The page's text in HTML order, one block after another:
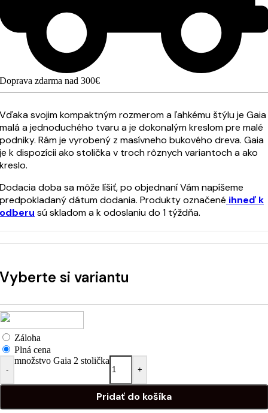
Doprava zdarma nad 300€
Vďaka svojim kompaktným rozmerom a ľahkému štýlu je Gaia
malá a jednoduchého tvaru a je dokonalým kreslom pre malé
podniky. Rám je vyrobený z masívneho bukového dreva. Gaia
je k dispozícii ako stolička v troch rôznych variantoch a ako
kreslo.
Dodacia doba sa môže líšiť, po objednaní Vám napíšeme
predpokladaný dátum dodania. Produkty označené ihneď k
odberu sú skladom a k odoslaniu do 1 týždňa.
Vyberte si variantu
Záloha
Plná cena
-
množstvo Gaia 2 stolička
+
Pridať do košíka